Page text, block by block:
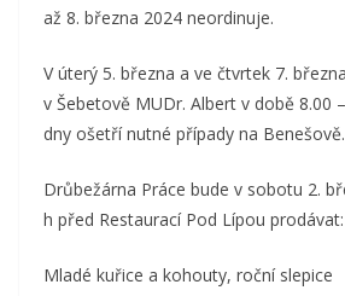
až 8. března 2024 neordinuje.
V úterý 5. března a ve čtvrtek 7.
v Šebetově MUDr. Albert v době 8.00
dny ošetří nutné případy na Benešově.
Drůbežárna Práce bude v sobotu 2.
h před Restaurací Pod Lípou prodávat:
Mladé kuřice a kohouty, roční slepice